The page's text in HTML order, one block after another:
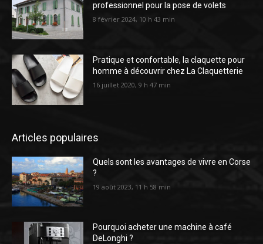
professionnel pour la pose de volets
8 février 2024, 10 h 43 min
Pratique et confortable, la claquette pour
homme à découvrir chez La Claquetterie
16 juillet 2020, 9 h 47 min
Articles populaires
Quels sont les avantages de vivre en Corse
?
19 août 2023, 11 h 58 min
Pourquoi acheter une machine à café
DeLonghi ?